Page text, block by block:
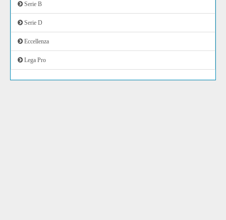
Serie B
Serie D
Eccellenza
Lega Pro